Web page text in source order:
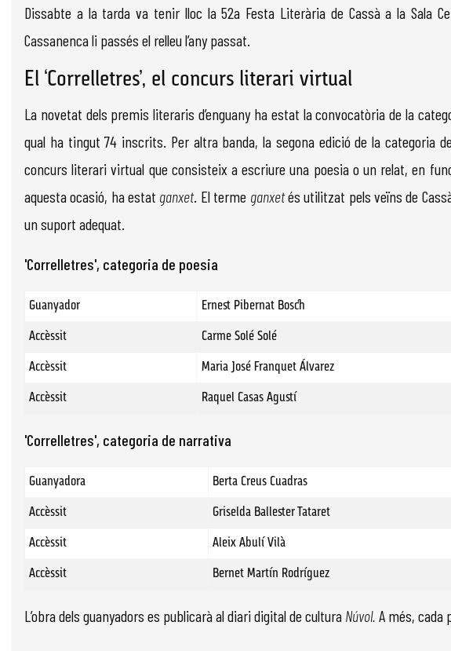
Dissabte a la tarda va tenir lloc la 52a Festa Literària de Cassà a la Sala
Cassanenca li passés el relleu l’any passat.
El ‘Correlletres’, el concurs literari virtual
La novetat dels premis literaris d’enguany ha estat la convocatòria de la
qual ha tingut 74 inscrits. Per altra banda, la segona edició de la categoria
concurs literari virtual que consisteix a escriure una poesia o un relat, en
aquesta ocasió, ha estat ganxet. El terme ganxetés utilitzat pels veïns de
un suport adequat.
'Correlletres', categoria de poesia
Guanyador Ernest Pibernat Bosch
Accèssit Carme Solé Solé
Accèssit Maria José Franquet Álvarez
Accèssit Raquel Casas Agustí
'Correlletres', categoria de narrativa
Guanyadora Berta Creus Cuadras
Accèssit Griselda Ballester Tataret
Accèssit Aleix Abulí Vilà
Accèssit Bernet Martín Rodríguez
L’obra dels guanyadors es publicarà al diari digital de cultura Núvol. A més, cada